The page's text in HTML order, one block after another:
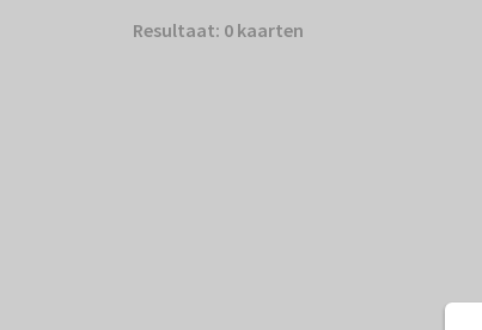
Resultaat: 0 kaarten